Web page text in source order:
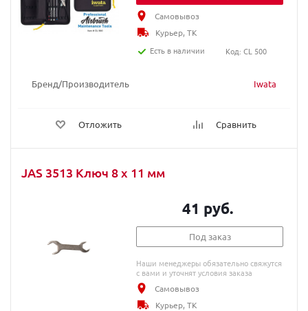
Бренд/Производитель Iwata
Отложить Сравнить
Самовывоз
Курьер, ТК
Есть в наличии
Код: CL 500
JAS 3513 Ключ 8 х 11 мм
41 руб.
Под заказ
Наши менеджеры обязательно свяжутся
с вами и уточнят условия заказа
Самовывоз
Курьер, ТК